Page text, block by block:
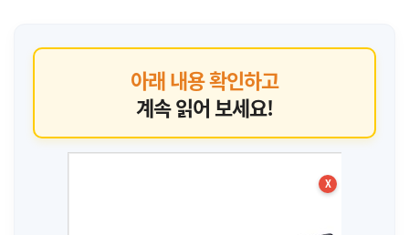
아래 내용 확인하고
계속 읽어 보세요!
X